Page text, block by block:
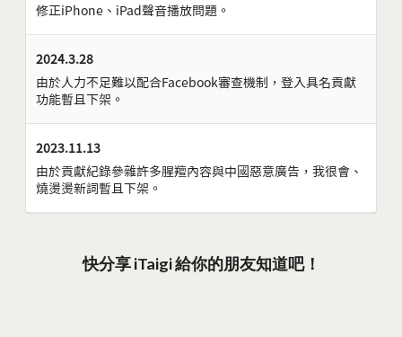
修正iPhone、iPad聲音播放問題。
2024.3.28
由於人力不足難以配合Facebook審查機制，登入具名貢獻
功能暫且下架。
2023.11.13
由於貢獻紀錄參雜許多腥羶內容與中國惡意廣告，我很會、
燒燙燙新詞暫且下架。
快分享 iTaigi 給你的朋友知道吧！